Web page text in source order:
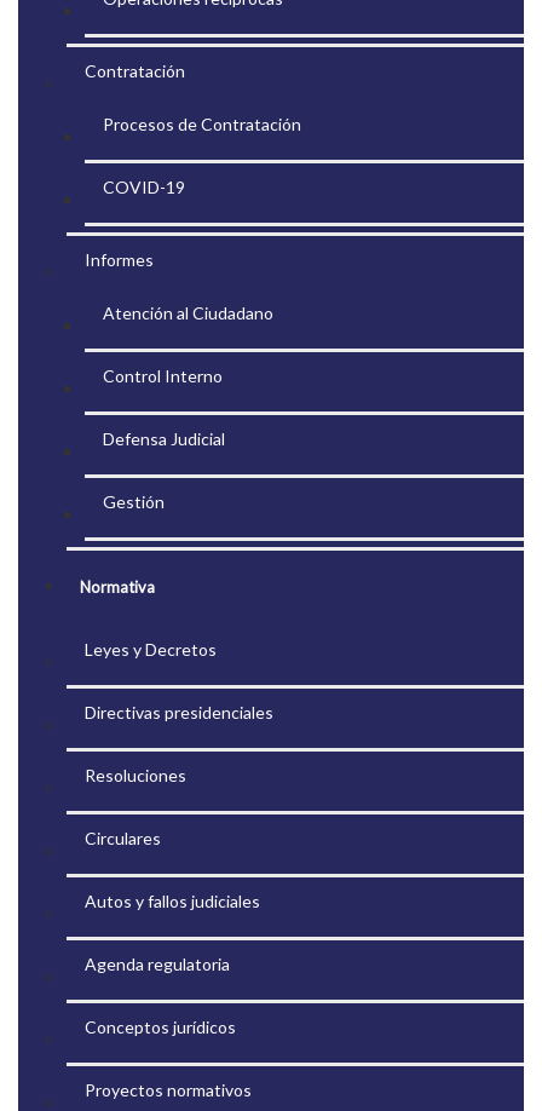
Contratación
Procesos de Contratación
COVID-19
Informes
Atención al Ciudadano
Control Interno
Defensa Judicial
Gestión
Normativa
Leyes y Decretos
Directivas presidenciales
Resoluciones
Circulares
Autos y fallos judiciales
Agenda regulatoria
Conceptos jurídicos
Proyectos normativos